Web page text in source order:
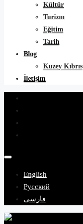
Kültür
Turizm
Eğitim
Tarih
Blog
Kuzey Kıbrıs
İletişim
English
Русский
فارسی